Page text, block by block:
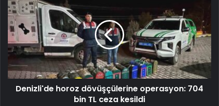
Denizli'de horoz dövüşçülerine operasyon: 704
bin TL ceza kesildi